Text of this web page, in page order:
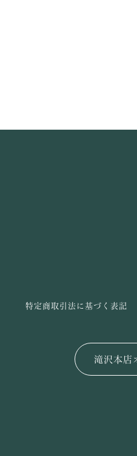
滝沢本店
特定商取引法に基づく表記